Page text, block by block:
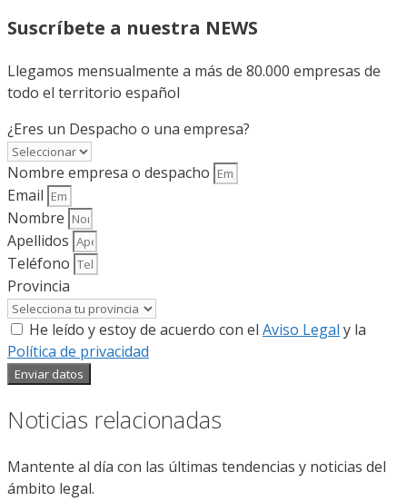
Suscríbete a nuestra NEWS
Llegamos mensualmente a más de 80.000 empresas de
todo el territorio español
¿Eres un Despacho o una empresa?
Nombre empresa o despacho
Email
Nombre
Apellidos
Teléfono
Provincia
He leído y estoy de acuerdo con el Aviso Legal y la
Política de privacidad
Enviar datos
Noticias relacionadas
Mantente al día con las últimas tendencias y noticias del
ámbito legal.